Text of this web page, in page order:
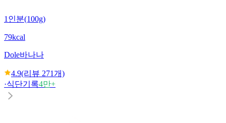
1인분(100g)
79kcal
Dole바나나
4.9(리뷰 271개)
·식단기록4만+